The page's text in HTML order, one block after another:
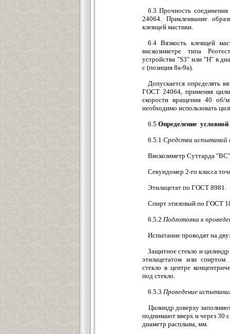
6.3 Прочность
24064. Приклеивание
клеящей мастики.
6.4 Вязкость клеящей
вискозиметре типа
устройства "S3" или "Н" в
с (позиция 8а-9а).
Допускается определять
ГОСТ 24064, применяя
скорости вращения 40 об/
необходимо использовать
6.5 Определение условной
6.5.1 Средства испытаний
Вискозиметр Суттарда
Секундомер 2-го класса
Этилацетат по ГОСТ 8981.
Спирт этиловый по ГОСТ
6.5.2 Подготовка к
Испытание проводят на
Защитное стекло и
этилацетатом или
стекло в центре
под стекло.
6.5.3 Проведение
Цилиндр доверху
поднимают вверх и через 30
диаметр расплыва, мм.